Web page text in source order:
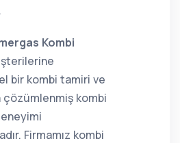
Kombi
bir kombi tamiri ve
çözümlenmiş kombi
Firmamız kombi